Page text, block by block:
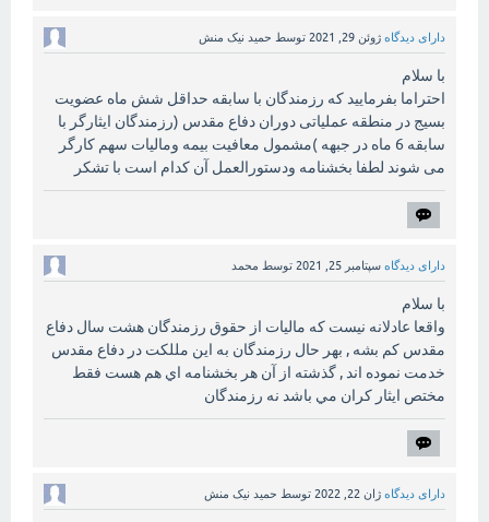
دارای دیدگاه ژوئن 29, 2021 توسط حمید نیک منش
با سلام
احتراما بفرمایید که رزمندگان با سابقه حداقل شش ماه عضویت
بسیج در منطقه عملیاتی دوران دفاع مقدس (رزمندگان ایثارگر با
سابقه 6 ماه در جبهه )مشمول معافیت بیمه ومالیات سهم کارگر
می شوند لطفا بخشنامه ودستورالعمل آن کدام است با تشکر
دارای دیدگاه سپتامبر 25, 2021 توسط محمد
با سلام
واقعا عادلانه نيست كه ماليات از حقوق رزمندگان هشت سال دفاع
مقدس كم بشه , بهر حال رزمندگان به اين مللكت در دفاع مقدس
خدمت نموده اند , گذشته از آن هر بخشنامه اي هم هست فقط
مختص ايثار كران مي باشد نه رزمندگان
دارای دیدگاه ژان 22, 2022 توسط حمید نیک منش